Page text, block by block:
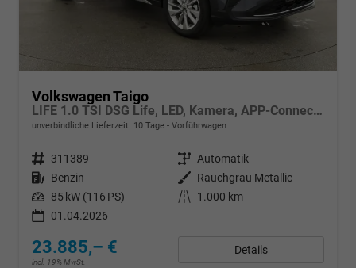
Volkswagen Taigo
LIFE 1.0 TSI DSG Life, LED, Kamera, APP-Connect, Winter, 17-Zoll
unverbindliche Lieferzeit: 10 Tage Vorführwagen
Fahrzeugnr. 311389 Getriebe Automatik
Kraftstoff Benzin Außenfarbe
Rauchgrau Metallic
Leistung 85 kW (116 PS) Kilometerstand
1.000 km
01.04.2026
23.885,– €
incl. 19% MwSt.
Details